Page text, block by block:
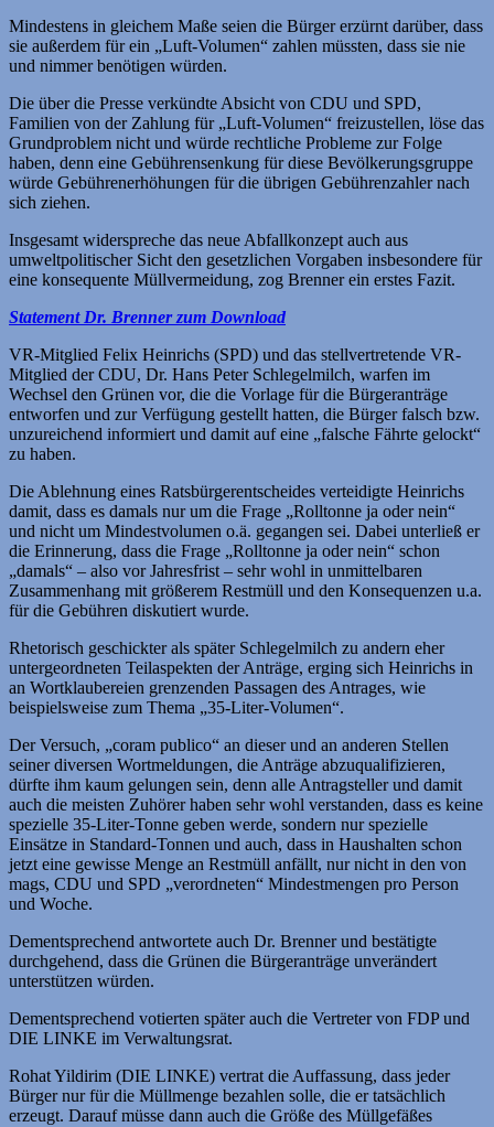
Mindestens in gleichem Maße seien die Bürger erzürnt darüber, dass
sie außerdem für ein „Luft-Volumen“ zahlen müssten, dass sie nie
und nimmer benötigen würden.
Die über die Presse verkündte Absicht von CDU und SPD,
Familien von der Zahlung für „Luft-Volumen“ freizustellen, löse das
Grundproblem nicht und würde rechtliche Probleme zur Folge
haben, denn eine Gebührensenkung für diese Bevölkerungsgruppe
würde Gebührenerhöhungen für die übrigen Gebührenzahler nach
sich ziehen.
Insgesamt widerspreche das neue Abfallkonzept auch aus
umweltpolitischer Sicht den gesetzlichen Vorgaben insbesondere für
eine konsequente Müllvermeidung, zog Brenner ein erstes Fazit.
Statement Dr. Brenner zum Download
VR-Mitglied Felix Heinrichs (SPD) und das stellvertretende VR-
Mitglied der CDU, Dr. Hans Peter Schlegelmilch, warfen im
Wechsel den Grünen vor, die die Vorlage für die Bürgeranträge
entworfen und zur Verfügung gestellt hatten, die Bürger falsch bzw.
unzureichend informiert und damit auf eine „falsche Fährte gelockt“
zu haben.
Die Ablehnung eines Ratsbürgerentscheides verteidigte Heinrichs
damit, dass es damals nur um die Frage „Rolltonne ja oder nein“
und nicht um Mindestvolumen o.ä. gegangen sei. Dabei unterließ er
die Erinnerung, dass die Frage „Rolltonne ja oder nein“ schon
„damals“ – also vor Jahresfrist – sehr wohl in unmittelbaren
Zusammenhang mit größerem Restmüll und den Konsequenzen u.a.
für die Gebühren diskutiert wurde.
Rhetorisch geschickter als später Schlegelmilch zu andern eher
untergeordneten Teilaspekten der Anträge, erging sich Heinrichs in
an Wortklaubereien grenzenden Passagen des Antrages, wie
beispielsweise zum Thema „35-Liter-Volumen“.
Der Versuch, „coram publico“ an dieser und an anderen Stellen
seiner diversen Wortmeldungen, die Anträge abzuqualifizieren,
dürfte ihm kaum gelungen sein, denn alle Antragsteller und damit
auch die meisten Zuhörer haben sehr wohl verstanden, dass es keine
spezielle 35-Liter-Tonne geben werde, sondern nur spezielle
Einsätze in Standard-Tonnen und auch, dass in Haushalten schon
jetzt eine gewisse Menge an Restmüll anfällt, nur nicht in den von
mags, CDU und SPD „verordneten“ Mindestmengen pro Person
und Woche.
Dementsprechend antwortete auch Dr. Brenner und bestätigte
durchgehend, dass die Grünen die Bürgeranträge unverändert
unterstützen würden.
Dementsprechend votierten später auch die Vertreter von FDP und
DIE LINKE im Verwaltungsrat.
Rohat Yildirim (DIE LINKE) vertrat die Auffassung, dass jeder
Bürger nur für die Müllmenge bezahlen solle, die er tatsächlich
erzeugt. Darauf müsse dann auch die Größe des Müllgefäßes